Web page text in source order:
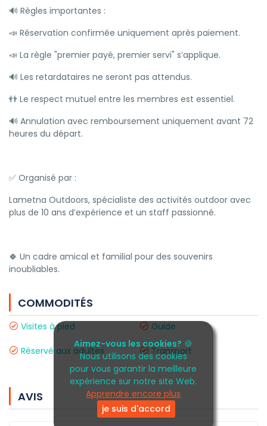
Aimez-vous les cookies? 🍪
Nous utilisons des cookies
pour vous garantir la meilleure
expérience sur notre site Web.
Apprendre encore plus
je suis d'accord
🔊 Règles importantes :
📣 Réservation confirmée uniquement après paiement.
📣 La règle "premier payé, premier servi" s’applique.
🔊 Les retardataires ne seront pas attendus.
👬 Le respect mutuel entre les membres est essentiel.
🔊 Annulation avec remboursement uniquement avant 72
heures du départ.
✅ Organisé par :
Lametna Outdoors, spécialiste des activités outdoor avec
plus de 10 ans d’expérience et un staff passionné.
🍀 Un cadre amical et familial pour des souvenirs
inoubliables.
COMMODITÉS
Visites à pied Guide
Réservé aux adultes Transport
AVIS